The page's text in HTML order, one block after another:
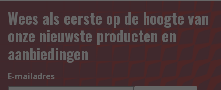
Wees als eerste op de hoogte van
onze nieuwste producten en
aanbiedingen
E-mailadres